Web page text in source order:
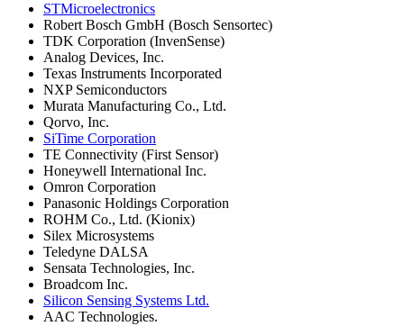
STMicroelectronics
Robert Bosch GmbH (Bosch Sensortec)
TDK Corporation (InvenSense)
Analog Devices, Inc.
Texas Instruments Incorporated
NXP Semiconductors
Murata Manufacturing Co., Ltd.
Qorvo, Inc.
SiTime Corporation
TE Connectivity (First Sensor)
Honeywell International Inc.
Omron Corporation
Panasonic Holdings Corporation
ROHM Co., Ltd. (Kionix)
Silex Microsystems
Teledyne DALSA
Sensata Technologies, Inc.
Broadcom Inc.
Silicon Sensing Systems Ltd.
AAC Technologies.